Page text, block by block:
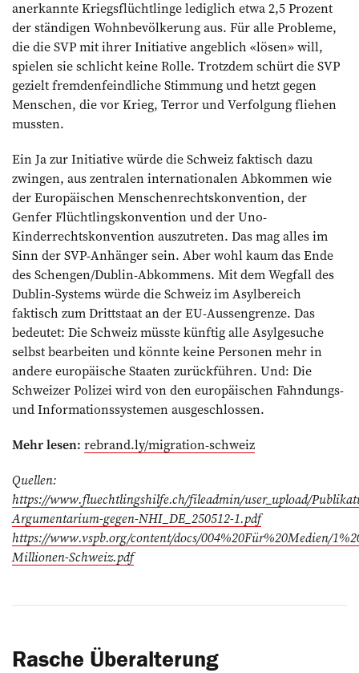
anerkannte Kriegsflüchtlinge lediglich etwa 2,5 Prozent
der ständigen Wohnbevölkerung aus. Für alle Pro­bleme,
die die SVP mit ihrer Initiative angeblich «lösen» will,
spielen sie schlicht keine Rolle. Trotzdem schürt die SVP
gezielt fremdenfeindliche Stimmung und hetzt gegen
Menschen, die vor Krieg, Terror und Verfolgung fliehen
mussten.
Ein Ja zur Initiative würde die Schweiz faktisch dazu
zwingen, aus zentralen internationalen Abkommen wie
der Europäischen Menschenrechtskonvention, der
Genfer Flüchtlingskonvention und der Uno-
Kinderrechtskonvention auszutreten. Das mag alles im
Sinn der SVP-Anhänger sein. Aber wohl kaum das Ende
des Schengen/Dublin-Abkommens. Mit dem Wegfall des
Dublin-Systems würde die Schweiz im Asylbereich
faktisch zum Drittstaat an der EU-Aussengrenze. Das
bedeutet: Die Schweiz müsste künftig alle Asylgesuche
selbst bearbeiten und könnte keine Personen mehr in
andere europäische Staaten zurückführen. Und: Die
Schweizer Polizei wird von den europäischen Fahndungs-
und Informationssystemen ausgeschlossen.
Mehr lesen: rebrand.ly/migration-schweiz
Quellen:
https://www.fluechtlingshilfe.ch/fileadmin/user_upload/
Argumentarium-gegen-NHI_DE_250512-1.pdf
https://www.vspb.org/content/docs/004%20Für%20Medien/
Millionen-Schweiz.pdf
Rasche Überalterung